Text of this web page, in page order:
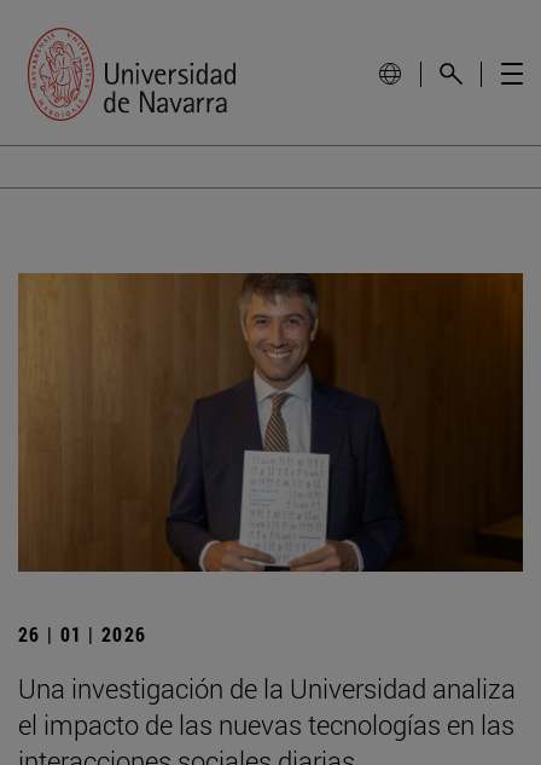
26 | 01 | 2026
Una investigación de la Universidad analiza
el impacto de las nuevas tecnologías en las